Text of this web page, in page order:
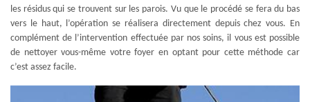
les résidus qui se trouvent sur les parois. Vu que le procédé se fera du bas
vers le haut, l’opération se réalisera directement depuis chez vous. En
complément de l’intervention effectuée par nos soins, il vous est possible
de nettoyer vous-même votre foyer en optant pour cette méthode car
c’est assez facile.